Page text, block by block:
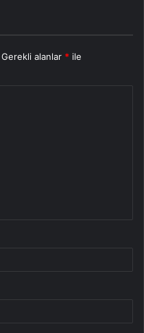
Gerekli alanlar * ile